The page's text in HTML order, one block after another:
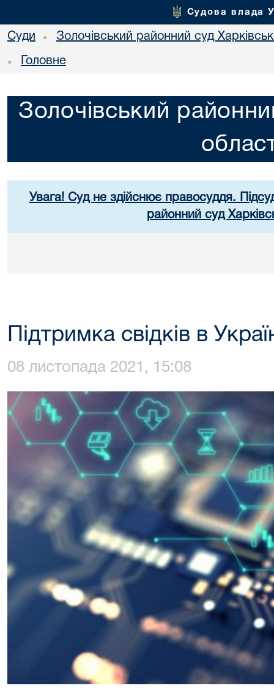
Судова влада
Суди • Золочівський районний суд
• Головне
Золочівський
Увага! Суд не здійснює правосуддя.
районний суд
Підтримка свідків в
08 листопада 2021, 15:08